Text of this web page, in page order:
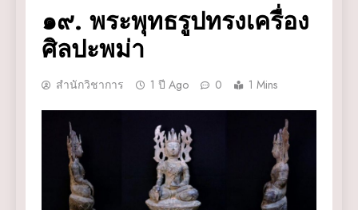
๑๙. พระพุทธรูปทรงเครื่อง
ศิลปะพม่า
สำนักวิชาการ 1 ปี Ago 0 1 Mins